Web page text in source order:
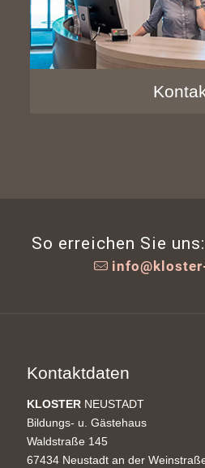
So erreichen Sie uns:
Kontaktdaten
KLOSTER NEUSTADT
Bildungs- u. Gästehaus
Waldstraße 145
67434 Neustadt an der